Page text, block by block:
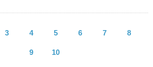
3 4 5 6 7 8
9 10